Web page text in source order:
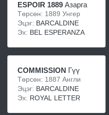
ESPOIR 1889 Азарга
Төрсөн: 1889 Унгер
Эцэг: BARCALDINE
Эх: BEL ESPERANZA
COMMISSION Гүү
Төрсөн: 1887 Англи
Эцэг: BARCALDINE
Эх: ROYAL LETTER